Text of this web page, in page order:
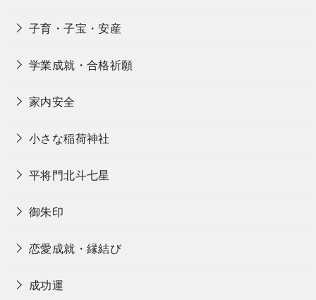
子育・子宝・安産
学業成就・合格祈願
家内安全
小さな稲荷神社
平将門北斗七星
御朱印
恋愛成就・縁結び
成功運